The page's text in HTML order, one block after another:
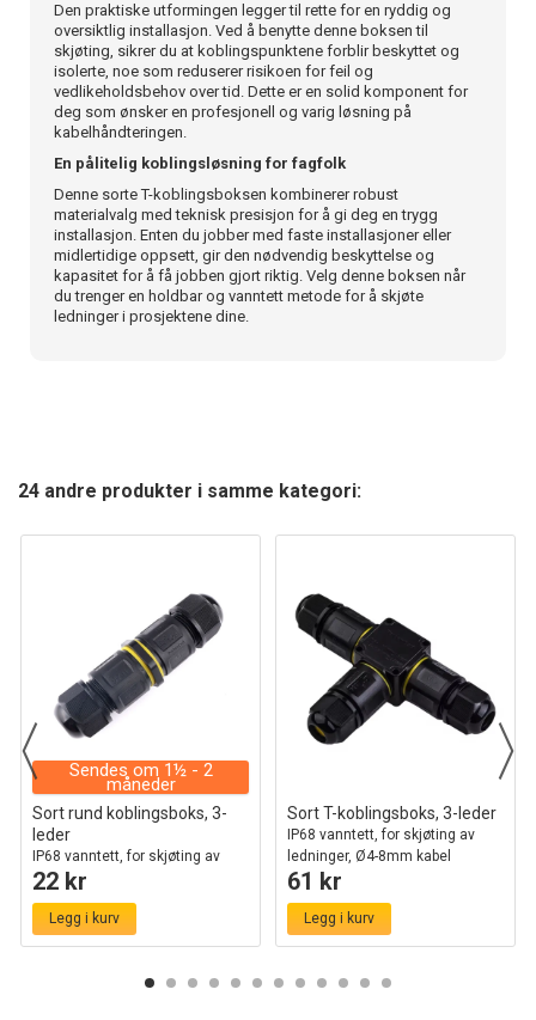
Den praktiske utformingen legger til rette for en ryddig og
oversiktlig installasjon. Ved å benytte denne boksen til
skjøting, sikrer du at koblingspunktene forblir beskyttet og
isolerte, noe som reduserer risikoen for feil og
vedlikeholdsbehov over tid. Dette er en solid komponent for
deg som ønsker en profesjonell og varig løsning på
kabelhåndteringen.
En pålitelig koblingsløsning for fagfolk
Denne sorte T-koblingsboksen kombinerer robust
materialvalg med teknisk presisjon for å gi deg en trygg
installasjon. Enten du jobber med faste installasjoner eller
midlertidige oppsett, gir den nødvendig beskyttelse og
kapasitet for å få jobben gjort riktig. Velg denne boksen når
du trenger en holdbar og vanntett metode for å skjøte
ledninger i prosjektene dine.
24 andre produkter i samme kategori:
Sendes om 1½ - 2
måneder
Sort rund koblingsboks, 3-
leder
IP68 vanntett, for skjøting av
ledninger, Ø6-11mm kabel
22 kr
Legg i kurv
Sort T-koblingsboks, 3-leder
IP68 vanntett, for skjøting av
ledninger, Ø4-8mm kabel
61 kr
Legg i kurv